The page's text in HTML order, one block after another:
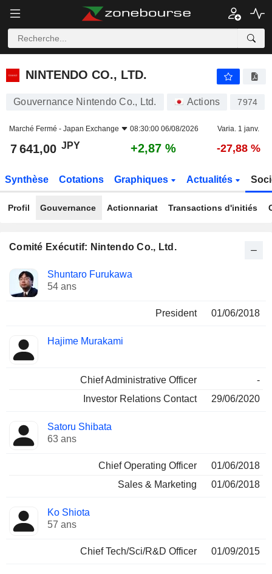
NINTENDO CO., LTD.
NINTENDO CO., LTD.
Gouvernance Nintendo Co., Ltd. Actions 7974
Marché Fermé - Japan Exchange 08:30:00 06/08/2026 Varia. 1 janv.
7 641,00 JPY +2,87 % -27,88 %
Synthèse Cotations Graphiques Actualités
Profil Gouvernance Actionnariat Transactions d'initiés
Comité Exécutif: Nintendo Co., Ltd.
Dirigeant
Fonctions
occupées
Shuntaro Furukawa
54 ans
President 01/06/2018
Hajime Murakami
Chief Administrative Officer
-
Investor Relations Contact
29/06/2020
Satoru Shibata
63 ans
Chief Operating Officer
01/06/2018
Sales & Marketing
01/06/2018
Ko Shiota
57 ans
Chief Tech/Sci/R&D Officer 01/09/2015